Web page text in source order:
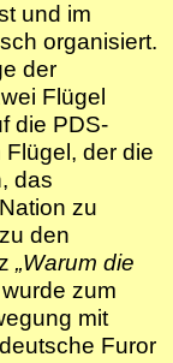
und im
organisiert.
der
Flügel
die PDS-
der die
das
zu
den
„Warum die
zum
mit
Furor